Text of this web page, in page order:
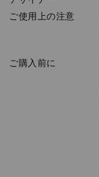
ご使用上の注意
ご購入前に